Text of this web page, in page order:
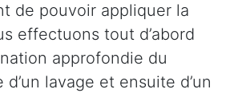
de pouvoir appliquer la
effectuons tout d’abord
approfondie du
lavage et ensuite d’un